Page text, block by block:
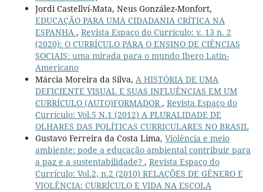
Jordi Castellví-Mata, Neus González-Monfort,
EDUCAÇÃO PARA UMA CIDADANIA CRÍTICA NA
ESPANHA , Revista Espaço do Currículo: v. 13 n. 2
(2020): O CURRÍCULO PARA O ENSINO DE CIÊNCIAS
SOCIAIS: uma mirada para o mundo Ibero Latin-
Americano
Márcia Moreira da Silva, A HISTÓRIA DE UMA
DEFICIENTE VISUAL E SUAS INFLUÊNCIAS EM UM
CURRÍCULO (AUTO)FORMADOR, Revista Espaço do
Currículo: Vol.5 N.1 (2012) A PLURALIDADE DE
OLHARES DAS POLÍTICAS CURRICULARES NO BRASIL
Gustavo Ferreira da Costa Lima, Violência e meio
ambiente: pode a educação ambiental contribuir para
a paz e a sustentabilidade? , Revista Espaço do
Currículo: Vol.2, n.2 (2010) RELAÇÕES DE GÊNERO E
VIOLÊNCIA: CURRÍCULO E VIDA NA ESCOLA